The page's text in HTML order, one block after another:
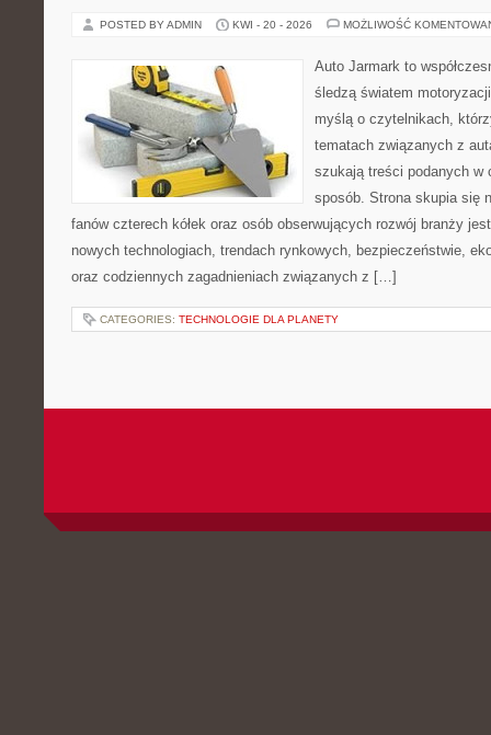
POSTED BY ADMIN KWI - 20 - 2026 MOŻLIWOŚĆ
Auto Jarmark to
śledzą światem
myślą o czytelnikach,
tematach związanych z
szukają treści podanych w
sposób. Strona skupia się
fanów czterech kółek oraz osób obserwujących rozwój branży
nowych technologiach, trendach rynkowych, bezpieczeństwie,
oraz codziennych zagadnieniach związanych z […]
CATEGORIES: TECHNOLOGIE DLA PLANETY